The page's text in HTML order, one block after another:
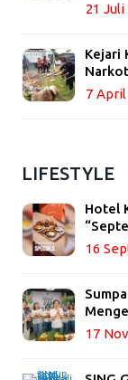
21 Juli
Kejari
7 April
LIFESTYLE
Hotel
16
17